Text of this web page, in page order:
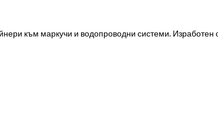
към маркучи и водопроводни системи. Изработен